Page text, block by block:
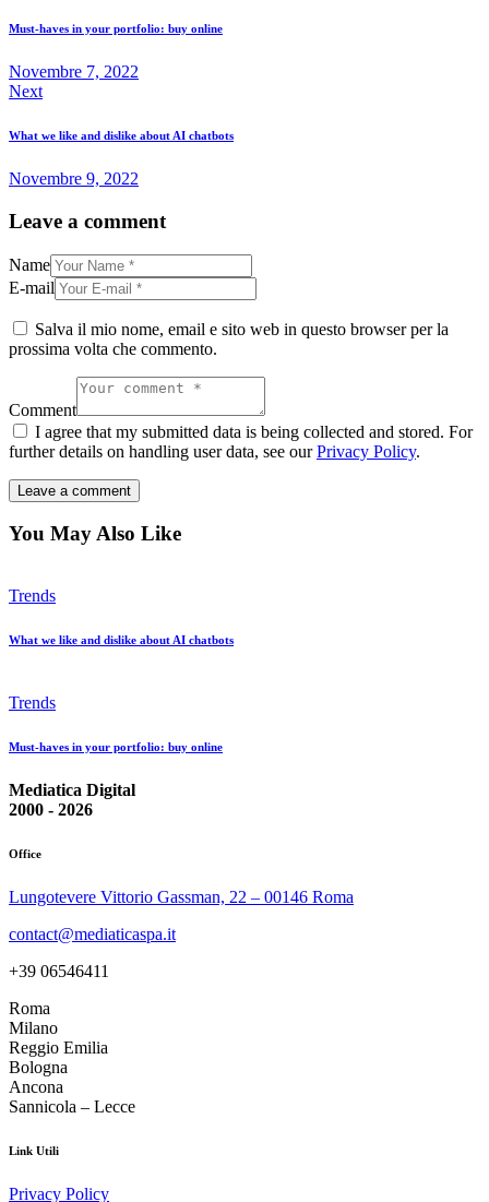
Must-haves in your portfolio: buy online
Novembre 7, 2022
Next
What we like and dislike about AI chatbots
Novembre 9, 2022
Leave a comment
Name
E-mail
Salva il mio nome, email e sito web in questo browser per la
prossima volta che commento.
Comment
I agree that my submitted data is being collected and stored. For
further details on handling user data, see ourPrivacy Policy.
You May Also Like
Trends
What we like and dislike about AI chatbots
Trends
Must-haves in your portfolio: buy online
Mediatica Digital
2000 - 2026
Office
Lungotevere Vittorio Gassman, 22 – 00146 Roma
contact@mediaticaspa.it
+39 06546411
Roma
Milano
Reggio Emilia
Bologna
Ancona
Sannicola – Lecce
Link Utili
Privacy Policy